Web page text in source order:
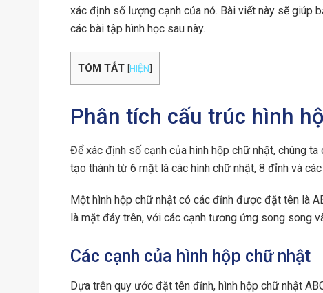
xác định số lượng cạnh của nó. Bài viết này sẽ giúp
các bài tập hình học sau này.
TÓM TẮT [HIỆN]
Phân tích cấu trúc hình
Để xác định số cạnh của hình hộp chữ nhật, chúng
tạo thành từ 6 mặt là các hình chữ nhật, 8 đỉnh và
Một hình hộp chữ nhật có các đỉnh được đặt tên là
là mặt đáy trên, với các cạnh tương ứng song song
Các cạnh của hình hộp chữ nhật
Dựa trên quy ước đặt tên đỉnh, hình hộp chữ nhật